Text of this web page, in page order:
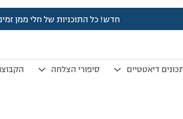
חדש! כל התוכניות של חלי ממן
דיאטטיים סיפורי הצלחה